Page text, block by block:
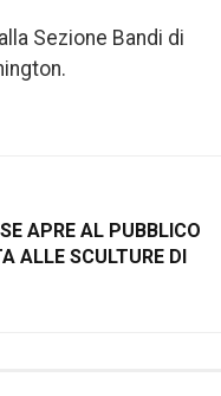
Sezione Bandi di
APRE AL PUBBLICO
ALLE SCULTURE DI